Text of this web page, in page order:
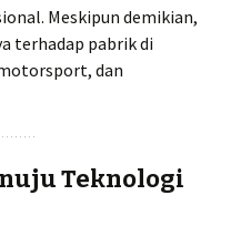
Meskipun demikian,
terhadap pabrik di
dan
Teknologi